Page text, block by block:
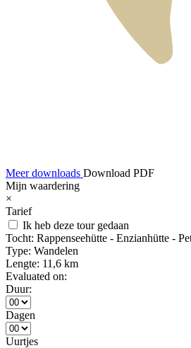
Meer downloads Download PDF
Mijn waardering
×
Tarief
Ik heb deze tour gedaan
Tocht: Rappenseehütte - Enzianhütte -
Type: Wandelen
Lengte: 11,6 km
Evaluated on:
Duur:
Dagen
Uurtjes